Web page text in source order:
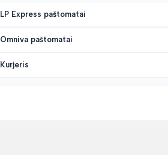
LP Express paštomatai
Omniva paštomatai
Kurjeris